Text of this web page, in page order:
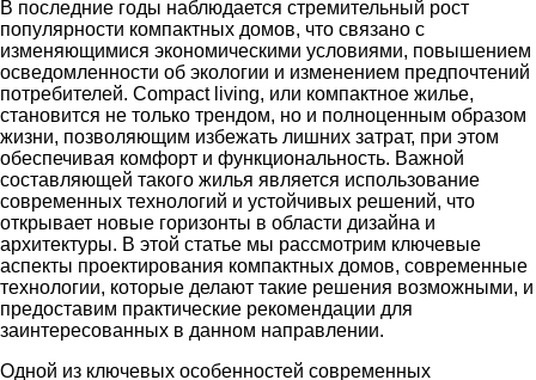
В последние годы наблюдается стремительный рост
популярности компактных домов, что связано с
изменяющимися экономическими условиями, повышением
осведомленности об экологии и изменением предпочтений
потребителей. Compact living, или компактное жилье,
становится не только трендом, но и полноценным образом
жизни, позволяющим избежать лишних затрат, при этом
обеспечивая комфорт и функциональность. Важной
составляющей такого жилья является использование
современных технологий и устойчивых решений, что
открывает новые горизонты в области дизайна и
архитектуры. В этой статье мы рассмотрим ключевые
аспекты проектирования компактных домов, современные
технологии, которые делают такие решения возможными, и
предоставим практические рекомендации для
заинтересованных в данном направлении.
Одной из ключевых особенностей современных